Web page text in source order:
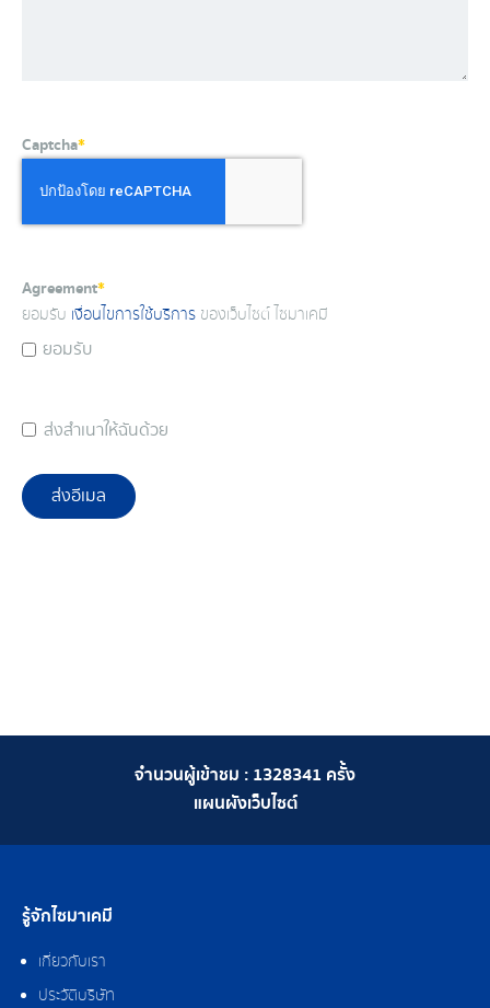
Captcha*
Agreement*
ยอมรับ เงื่อนไขการใช้บริการ ของเว็บไซต์ ไซมาเคมี
ยอมรับ
ส่งสำเนาให้ฉันด้วย
ส่งอีเมล
จำนวนผู้เข้าชม : 1328341 ครั้ง
แผนผังเว็บไซต์
รู้จักไซมาเคมี
เกี่ยวกับเรา
ประวัติบริษัท